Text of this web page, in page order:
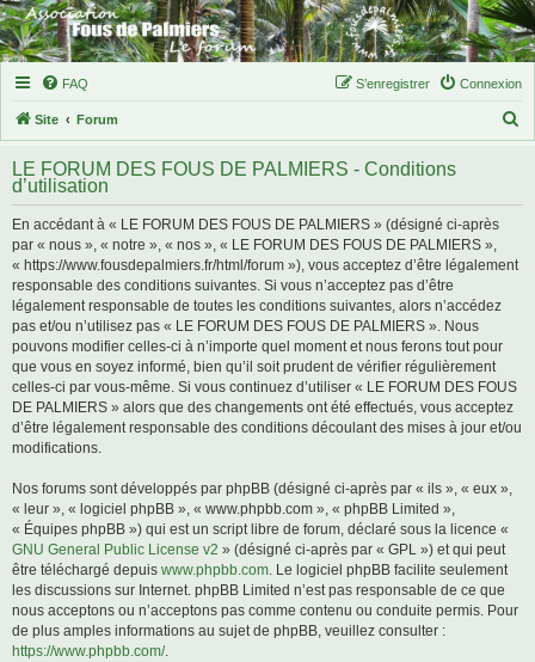
FAQ Connexion
S’enregistrer
Site Forum
h
LE FORUM DES FOUS DE PALMIERS - Conditions
d’utilisation
En accédant à « LE FORUM DES FOUS DE PALMIERS » (désigné ci-après
par « nous », « notre », « nos », « LE FORUM DES FOUS DE PALMIERS »,
« https://www.fousdepalmiers.fr/html/forum »), vous acceptez d’être légalement
responsable des conditions suivantes. Si vous n’acceptez pas d’être
légalement responsable de toutes les conditions suivantes, alors n’accédez
pas et/ou n’utilisez pas « LE FORUM DES FOUS DE PALMIERS ». Nous
pouvons modifier celles-ci à n’importe quel moment et nous ferons tout pour
que vous en soyez informé, bien qu’il soit prudent de vérifier régulièrement
celles-ci par vous-même. Si vous continuez d’utiliser « LE FORUM DES FOUS
DE PALMIERS » alors que des changements ont été effectués, vous acceptez
d’être légalement responsable des conditions découlant des mises à jour et/ou
modifications.
Nos forums sont développés par phpBB (désigné ci-après par « ils », « eux »,
« leur », « logiciel phpBB », « www.phpbb.com », « phpBB Limited »,
« Équipes phpBB ») qui est un script libre de forum, déclaré sous la licence «
GNU General Public License v2 » (désigné ci-après par « GPL ») et qui peut
être téléchargé depuis www.phpbb.com. Le logiciel phpBB facilite seulement
les discussions sur Internet. phpBB Limited n’est pas responsable de ce que
nous acceptons ou n’acceptons pas comme contenu ou conduite permis. Pour
de plus amples informations au sujet de phpBB, veuillez consulter :
https://www.phpbb.com/.